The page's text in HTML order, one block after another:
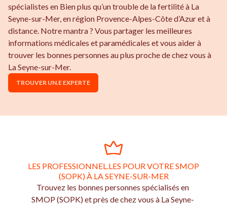
spécialistes en Bien plus qu’un trouble de la fertilité à La
Seyne-sur-Mer, en région Provence-Alpes-Côte d’Azur et à
distance. Notre mantra ? Vous partager les meilleures
informations médicales et paramédicales et vous aider à
trouver les bonnes personnes au plus proche de chez vous à
La Seyne-sur-Mer.
TROUVER UN.E EXPERTE
LES PROFESSIONNEL.LES POUR VOTRE SMOP
(SOPK) À LA SEYNE-SUR-MER
Trouvez les bonnes personnes spécialisés en
SMOP (SOPK) et près de chez vous à La Seyne-